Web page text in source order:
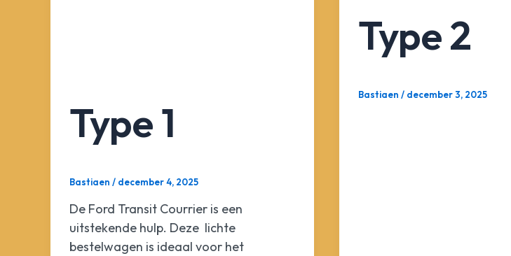
Type 1
Bastiaen / december 4, 2025
De Ford Transit Courrier is een
uitstekende hulp. Deze lichte
bestelwagen is ideaal voor het
Type 2
Bastiaen / december 3, 2025